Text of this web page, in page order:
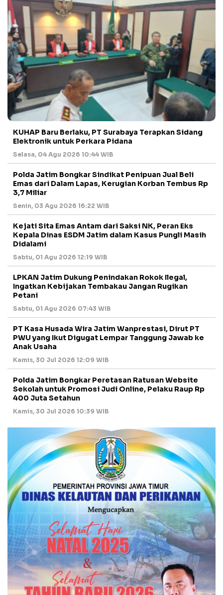
KUHAP Baru Berlaku, PT Surabaya Terapkan Sidang
Elektronik untuk Perkara Pidana
Selasa, 04 Agu 2026 10:44 WIB
Polda Jatim Bongkar Sindikat Penipuan Jual Beli
Emas dari Dalam Lapas, Kerugian Korban Tembus Rp
3,7 Miliar
Senin, 03 Agu 2026 16:22 WIB
Kejati Sita Emas Antam dari Saksi NK, Peran Eks
Kepala Dinas ESDM Jatim dalam Kasus Pungli Masih
Didalami
Sabtu, 01 Agu 2026 12:19 WIB
LPKAN Jatim Dukung Penindakan Rokok Ilegal,
Ingatkan Kebijakan Tembakau Jangan Rugikan
Petani
Sabtu, 01 Agu 2026 07:43 WIB
PT Kasa Husada Wira Jatim Wanprestasi, Dirut PT
PWU yang Ikut Digugat Lempar Tanggung Jawab ke
Anak Usaha
Kamis, 30 Jul 2026 12:09 WIB
Polda Jatim Bongkar Peretasan Ratusan Website
Sekolah untuk Promosi Judi Online, Pelaku Raup Rp
400 Juta Setahun
Kamis, 30 Jul 2026 10:39 WIB